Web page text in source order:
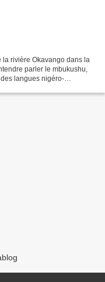
la rivière Okavango dans la
parler le mbukushu,
langues nigéro-